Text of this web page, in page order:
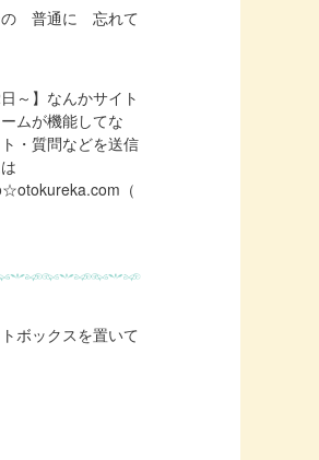
の 普通に 忘れて
～】なんかサイト
ムが機能してな
・質問などを送信
（
ボックスを置いて